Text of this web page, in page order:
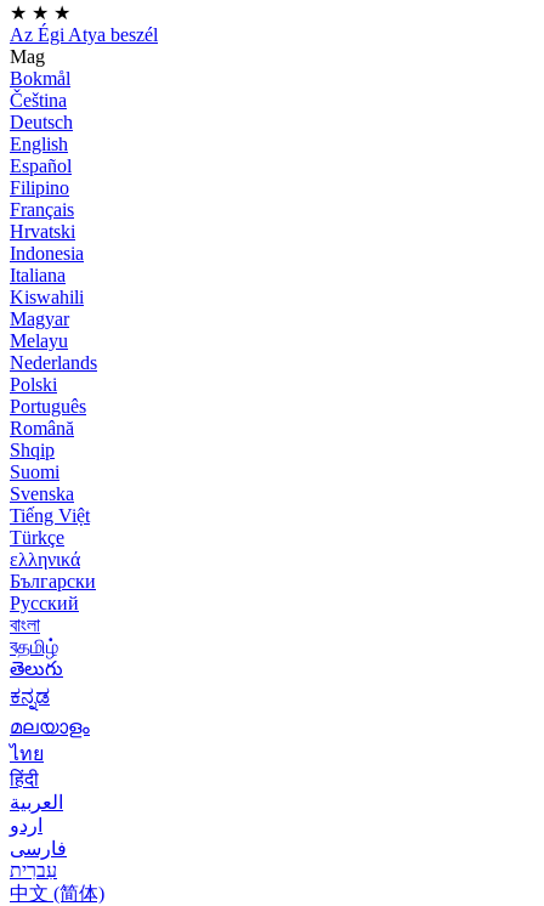
★ ★ ★
Az Égi Atya beszél
Mag
Bokmål
Čeština
Deutsch
English
Español
Filipino
Français
Hrvatski
Indonesia
Italiana
Kiswahili
Magyar
Melayu
Nederlands
Polski
Português
Română
Shqip
Suomi
Svenska
Tiếng Việt
Türkçe
ελληνικά
Български
Русский
বাংলা
বதமிழ்
తెలుగు
ಕನ್ನಡ
മലയാളം
ไทย
हिंदी
العربية
اردو
فارسی
עִברִית
中文 (简体)